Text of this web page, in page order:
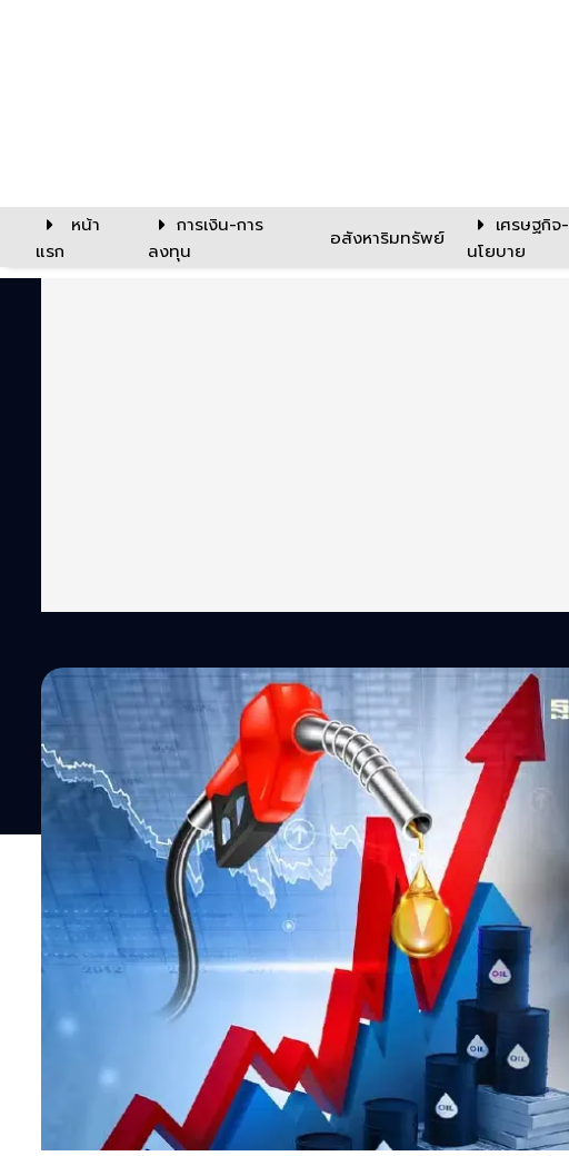
หน้า
แรก
การเงิน-การ
ลงทุน
อสังหาริมทรัพย์
เศรษฐกิจ-
นโยบาย